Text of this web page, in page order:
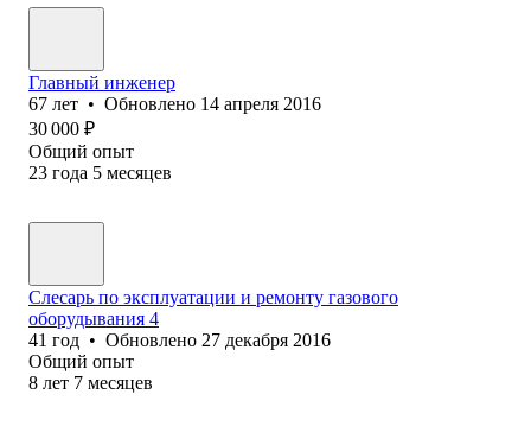
Главный инженер
67 лет • Обновлено 14 апреля 2016
30 000 ₽
Общий опыт
23 года 5 месяцев
Слесарь по эксплуатации и ремонту газового
оборудывания 4
41 год • Обновлено 27 декабря 2016
Общий опыт
8 лет 7 месяцев